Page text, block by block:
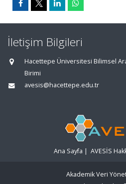
İletişim Bilgileri
Hacettepe Üniversitesi Bilimsel
Birimi
avesis@hacettepe.edu.tr
Ana Sayfa | AVESİS
Akademik Veri